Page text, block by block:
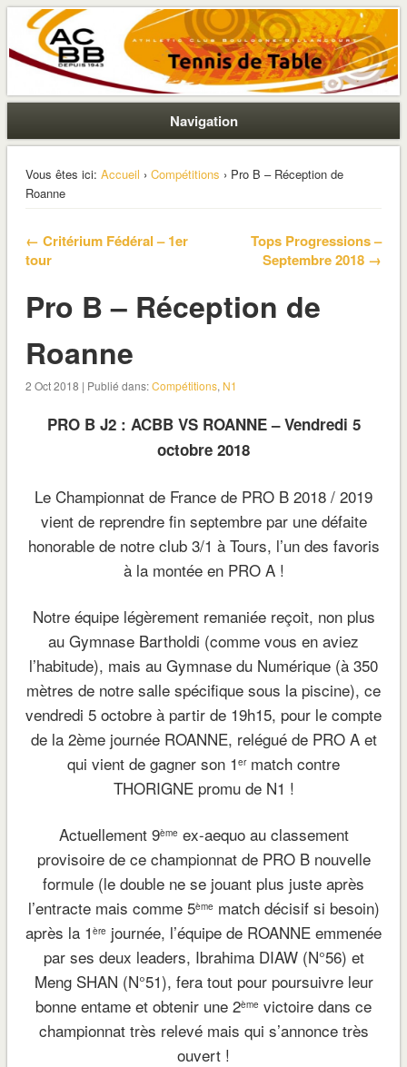
ACBB – Tennis de Table
La section ping de Boulogne
Navigation
Vous êtes ici: Accueil › Compétitions › Pro B – Réception de
Roanne
← Critérium Fédéral – 1er
tour
Tops Progressions –
Septembre 2018 →
Pro B – Réception de
Roanne
2 Oct 2018 | Publié dans:Compétitions, N1
PRO B J2 : ACBB VS ROANNE – Vendredi 5
octobre 2018
Le Championnat de France de PRO B 2018 / 2019
vient de reprendre fin septembre par une défaite
honorable de notre club 3/1 à Tours, l’un des favoris
à la montée en PRO A !
Notre équipe légèrement remaniée reçoit, non plus
au Gymnase Bartholdi (comme vous en aviez
l’habitude), mais au Gymnase du Numérique (à 350
mètres de notre salle spécifique sous la piscine), ce
vendredi 5 octobre à partir de 19h15, pour le compte
de la 2ème journée ROANNE, relégué de PRO A et
qui vient de gagner son 1 ermatch contre
THORIGNE promu de N1 !
Actuellement 9ème ex-aequo au classement
provisoire de ce championnat de PRO B nouvelle
formule (le double ne se jouant plus juste après
l’entracte mais comme 5ème match décisif si besoin)
après la 1 ère journée, l’équipe de ROANNE emmenée
par ses deux leaders, Ibrahima DIAW (N°56) et
Meng SHAN (N°51), fera tout pour poursuivre leur
bonne entame et obtenir une 2ème victoire dans ce
championnat très relevé mais qui s’annonce très
ouvert !